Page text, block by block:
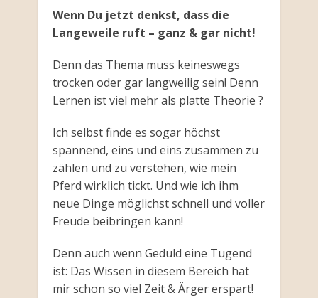
Wenn Du jetzt denkst, dass die
Langeweile ruft – ganz & gar nicht!
Denn das Thema muss keineswegs
trocken oder gar langweilig sein! Denn
Lernen ist viel mehr als platte Theorie ?
Ich selbst finde es sogar höchst
spannend, eins und eins zusammen zu
zählen und zu verstehen, wie mein
Pferd wirklich tickt. Und wie ich ihm
neue Dinge möglichst schnell und voller
Freude beibringen kann!
Denn auch wenn Geduld eine Tugend
ist: Das Wissen in diesem Bereich hat
mir schon so viel Zeit & Ärger erspart!